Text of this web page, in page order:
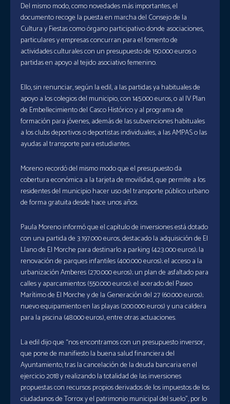
Del mismo modo, como novedades más importantes, el
documento recoge la puesta en marcha del Consejo de la
Cultura y Fiestas como órgano participativo donde asociaciones,
particulares y empresas concurran para el fomento de
actividades culturales con un presupuesto de 150.000 euros o
partidas en apoyo al tejido asociativo femenino.
Ello, sin renunciar, según la edil, a las partidas ya habituales de
apoyo a los colegios del municipio, con 145.000 euros, o al IV Plan
de Embellecimiento del Casco Histórico y al programa de
formación para jóvenes, además de las subvenciones habituales
a los clubs deportivos o deportistas individuales, a las AMPAS o las
ayudas al transporte para estudiantes.
Moreno recordó del mismo modo que el presupuesto da
cobertura económica a la tarjeta de movilidad, que permite a los
residentes del municipio hacer uso del transporte público urbano
de forma gratuita desde hace unos años.
Paula Moreno informó que el capítulo de inversiones está dotado
con una partida de 3.197.000 euros, destacado la adquisición de El
Llano de El Morche para destinarlo a parking (423.000 euros); la
renovación de parques infantiles (400.000 euros); el acceso a la
urbanización Amberes (270.000 euros); un plan de asfaltado para
calles y aparcamientos (550.000 euros); el acerado del Paseo
Marítimo de El Morche y de la Generación del 27 (60.000 euros);
nuevo equipamiento en las playas (200.000 euros) y una caldera
para la piscina (48.000 euros), entre otras actuaciones.
La edil dijo que “nos encontramos con un presupuesto inversor,
que pone de manifiesto la buena salud financiera del
Ayuntamiento, tras la cancelación de la deuda bancaria en el
ejercicio 2018 y realizando la totalidad de las inversiones
propuestas con recursos propios derivados de los impuestos de los
ciudadanos de Torrox y el patrimonio municipal del suelo”, por lo